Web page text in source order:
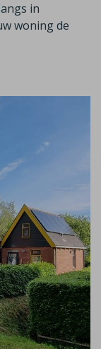
in
woning de